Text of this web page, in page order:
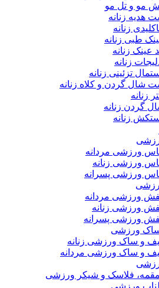
مو و تل مو
هدیه زنانه
زنانه
طبی زنانه
عینک زنانه
زنانه
تزئینی زنانه
شال گردن و کلاه زنانه
زنانه
گردن زنانه
زنانه
ورزشی مردانه
ورزشی زنانه
ورزشی پسرانه
ورزشی مردانه
ورزشی زنانه
ورزشی پسرانه
ورزشی
و ساک ورزشی زنانه
و ساک ورزشی مردانه
فلاسک و شیکر ورزشی
ورزشی